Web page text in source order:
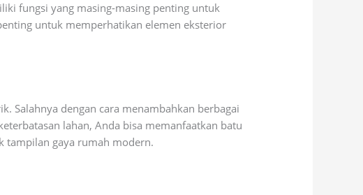
fungsi yang masing-masing penting untuk
untuk memperhatikan elemen eksterior
Salahnya dengan cara menambahkan berbagai
lahan, Anda bisa memanfaatkan batu
tampilan gaya rumah modern.